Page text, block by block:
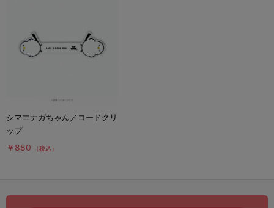
シマエナガちゃん／コードクリ
ップ
￥880 （税込）